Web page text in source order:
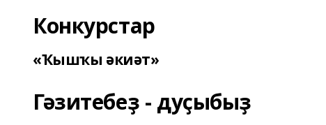
Конкурстар
«Ҡышҡы әкиәт»
Гәзитебеҙ - дуҫыбыҙ